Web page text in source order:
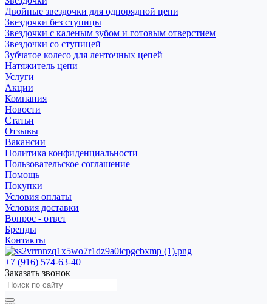
Двойные звездочки для однорядной цепи
Звездочки без ступицы
Звездочки с каленым зубом и готовым отверстием
Звездочки со ступицей
Зубчатое колесо для ленточных цепей
Натяжитель цепи
Услуги
Акции
Компания
Новости
Статьи
Отзывы
Вакансии
Политика конфиденциальности
Пользовательское соглашение
Помощь
Покупки
Условия оплаты
Условия доставки
Вопрос - ответ
Бренды
Контакты
+7 (916) 574-63-40
Заказать звонок